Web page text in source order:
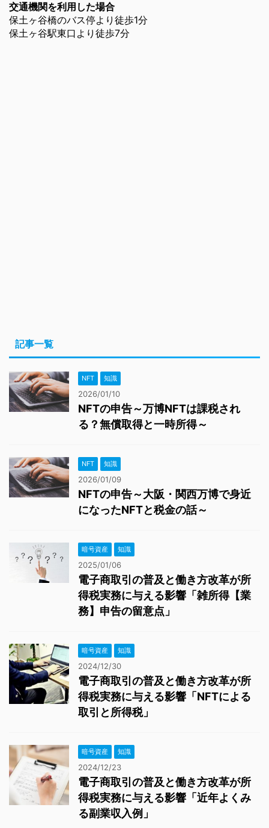
交通機関を利用した場合
保土ヶ谷橋のバス停より徒歩1分
保土ヶ谷駅東口より徒歩7分
記事一覧
NFT 知識
2026/01/10
NFTの申告～万博NFTは課税され
る？無償取得と一時所得～
NFT 知識
2026/01/09
NFTの申告～大阪・関西万博で身近
になったNFTと税金の話～
暗号資産 知識
2025/01/06
電子商取引の普及と働き方改革が所
得税実務に与える影響「雑所得【業
務】申告の留意点」
暗号資産 知識
2024/12/30
電子商取引の普及と働き方改革が所
得税実務に与える影響「NFTによる
取引と所得税」
暗号資産 知識
2024/12/23
電子商取引の普及と働き方改革が所
得税実務に与える影響「近年よくみ
る副業収入例」